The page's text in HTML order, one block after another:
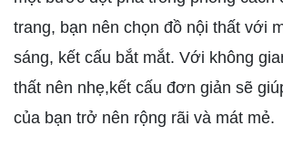
trang, bạn nên chọn đồ nội thất với
sáng, kết cấu bắt mắt. Với không
thất nên nhẹ,kết cấu đơn giản sẽ
của bạn trở nên rộng rãi và mát mẻ.